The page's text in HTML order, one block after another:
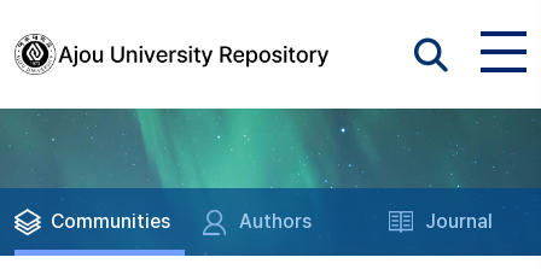
Communities Authors Journal